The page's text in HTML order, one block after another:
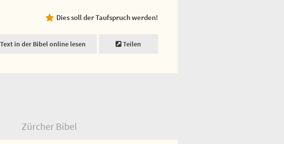
Dies soll der Taufspruch werden!
in der Bibel online lesen Teilen
Zürcher Bibel